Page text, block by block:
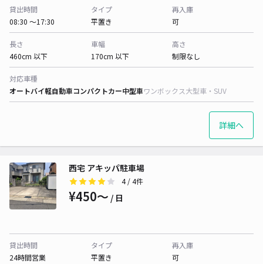
貸出時間
08:30 〜17:30
タイプ
平置き
再入庫
可
長さ
460cm 以下
車幅
170cm 以下
高さ
制限なし
対応車種
オートバイ軽自動車コンパクトカー中型車ワンボックス大型車・SUV
詳細へ
西宅 アキッパ駐車場
4/ 4件
¥450〜 / 日
貸出時間
24時間営業
タイプ
平置き
再入庫
可